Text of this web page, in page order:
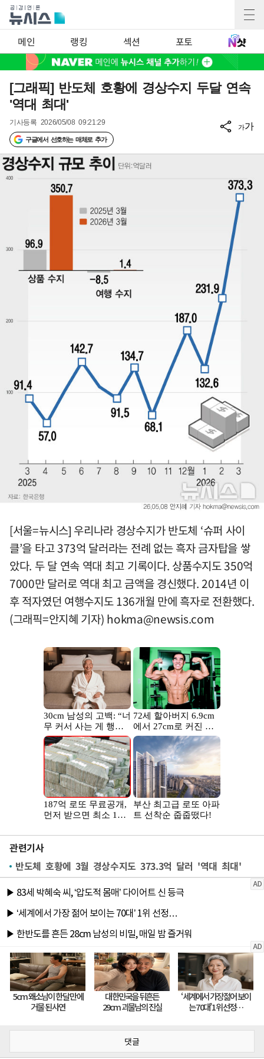
메인 랭킹 섹션 포토
[그래픽] 반도체 호황에 경상수지 두달 연속
'역대 최대'
기사등록 2026/05/08 09:21:29
구글에서 선호하는 매체로 추가
가가
[서울=뉴시스] 우리나라 경상수지가 반도체 ‘슈퍼 사이
클’을 타고 373억 달러라는 전례 없는 흑자 금자탑을 쌓
았다. 두 달 연속 역대 최고 기록이다. 상품수지도 350억
7000만 달러로 역대 최고 금액을 경신했다. 2014년 이
후 적자였던 여행수지도 136개월 만에 흑자로 전환했다.
(그래픽=안지혜 기자) hokma@newsis.com
관련기사
반도체 호황에 3월 경상수지도 373.3억 달러 '역대 최대'
댓글